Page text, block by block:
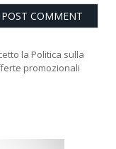
la Politica sulla
promozionali